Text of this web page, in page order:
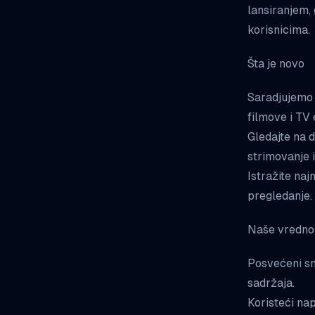
korisnicima.
Šta je novo
filmove i TV
Gledajte na
strimovanje
Istražite
pregledanje.
Naše
Posvećeni
sadržaja.
Koristeći